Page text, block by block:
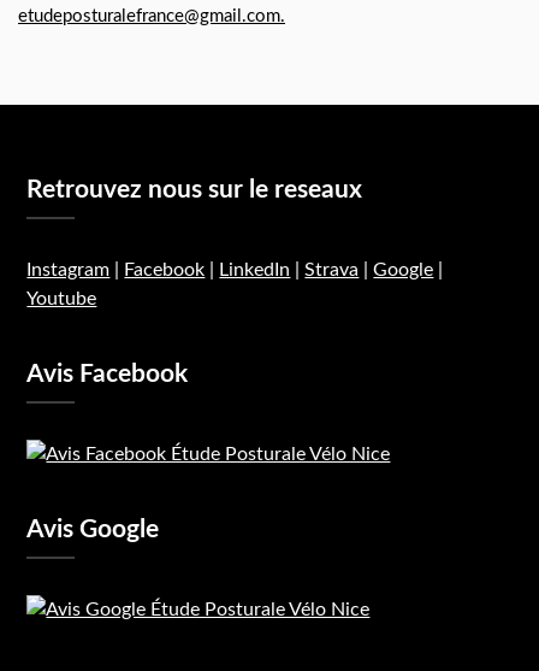
etudeposturalefrance@gmail.com.
Retrouvez nous sur le reseaux
Instagram Facebook LinkedIn |Strava |Google
Youtube
Avis Facebook
Avis Google